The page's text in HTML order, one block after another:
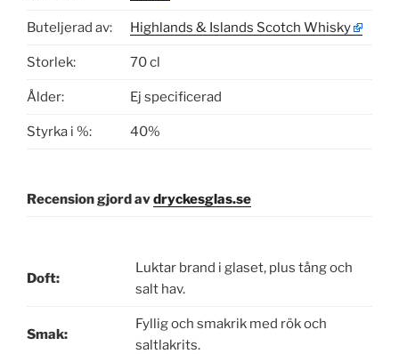
Buteljerad av: Highlands & Islands Scotch Whisky
Storlek: 70 cl
Ålder: Ej specificerad
Styrka i %: 40%
Recension gjord avdryckesglas.se
Doft:
Luktar brand i glaset, plus tång och
salt hav.
Smak:
Fyllig och smakrik med rök och
saltlakrits.